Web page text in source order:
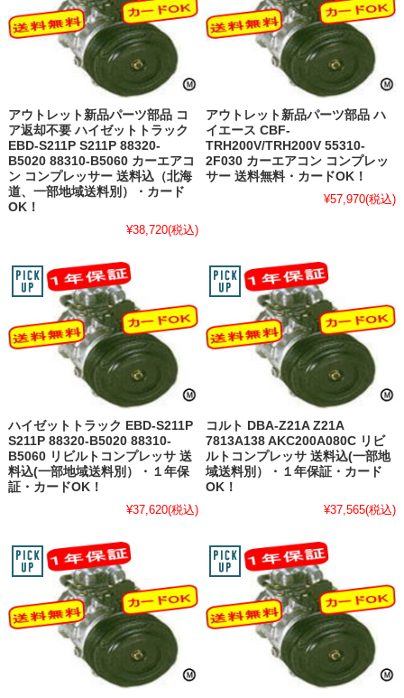
アウトレット新品パーツ部品 コ
ア返却不要 ハイゼットトラック
EBD-S211P S211P 88320-
B5020 88310-B5060 カーエアコ
ン コンプレッサー 送料込（北海
道、一部地域送料別）・カード
OK！
¥38,720(税込)
アウトレット新品パーツ部品 ハ
イエース CBF-
TRH200V/TRH200V 55310-
2F030 カーエアコン コンプレッ
サー 送料無料・カードOK！
¥57,970(税込)
ハイゼットトラック EBD-S211P
S211P 88320-B5020 88310-
B5060 リビルトコンプレッサ 送
料込(一部地域送料別）・１年保
証・カードOK！
¥37,620(税込)
コルト DBA-Z21A Z21A
7813A138 AKC200A080C リビ
ルトコンプレッサ 送料込(一部地
域送料別）・１年保証・カード
OK！
¥37,565(税込)